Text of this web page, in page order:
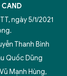
CAND
ngày 5/1/2021
Thanh Bình
Quốc Dũng
Vũ Mạnh Hùng,